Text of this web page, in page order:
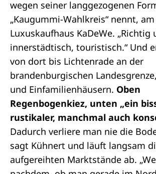
wegen seiner langgezogenen
„Kaugummi-Wahlkreis“ nennt,
Luxuskaufhaus KaDeWe. „Richtig
innerstädtisch, touristisch.“ Und
von dort bis Lichtenrade an der
brandenburgischen
und Einfamilienhäusern. Oben
Regenbogenkiez, unten „ein
rustikaler, manchmal auch
Dadurch verliere man nie die
sagt Kühnert und läuft langsam
aufgereihten Marktstände ab.